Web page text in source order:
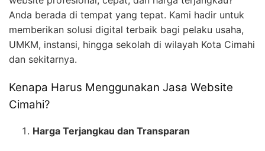
Anda berada di tempat yang tepat. Kami hadir untuk
memberikan solusi digital terbaik bagi pelaku usaha,
UMKM, instansi, hingga sekolah di wilayah Kota Cimahi
dan sekitarnya.
Kenapa Harus Menggunakan Jasa Website
Cimahi?
Harga Terjangkau dan Transparan